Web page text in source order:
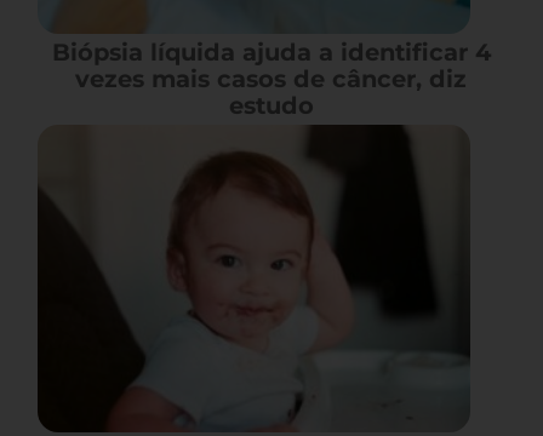
Biópsia líquida ajuda a identificar 4
vezes mais casos de câncer, diz
estudo